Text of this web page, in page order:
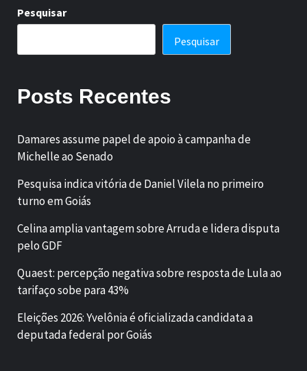
Pesquisar
Pesquisar
Posts Recentes
Damares assume papel de apoio à campanha de
Michelle ao Senado
Pesquisa indica vitória de Daniel Vilela no primeiro
turno em Goiás
Celina amplia vantagem sobre Arruda e lidera disputa
pelo GDF
Quaest: percepção negativa sobre resposta de Lula ao
tarifaço sobe para 43%
Eleições 2026: Yvelônia é oficializada candidata a
deputada federal por Goiás